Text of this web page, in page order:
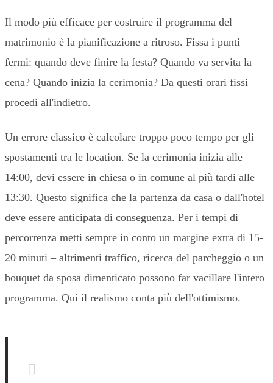
Il modo più efficace per costruire il programma del
matrimonio è la pianificazione a ritroso. Fissa i punti
fermi: quando deve finire la festa? Quando va servita la
cena? Quando inizia la cerimonia? Da questi orari fissi
procedi all'indietro.
Un errore classico è calcolare troppo poco tempo per gli
spostamenti tra le location. Se la cerimonia inizia alle
14:00, devi essere in chiesa o in comune al più tardi alle
13:30. Questo significa che la partenza da casa o dall'hotel
deve essere anticipata di conseguenza. Per i tempi di
percorrenza metti sempre in conto un margine extra di 15-
20 minuti – altrimenti traffico, ricerca del parcheggio o un
bouquet da sposa dimenticato possono far vacillare l'intero
programma. Qui il realismo conta più dell'ottimismo.